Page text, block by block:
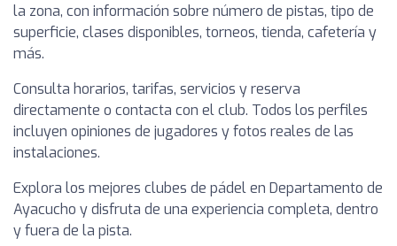
la zona, con información sobre número de pistas, tipo de
superficie, clases disponibles, torneos, tienda, cafetería y
más.
Consulta horarios, tarifas, servicios y reserva
directamente o contacta con el club. Todos los perfiles
incluyen opiniones de jugadores y fotos reales de las
instalaciones.
Explora los mejores clubes de pádel en Departamento de
Ayacucho y disfruta de una experiencia completa, dentro
y fuera de la pista.